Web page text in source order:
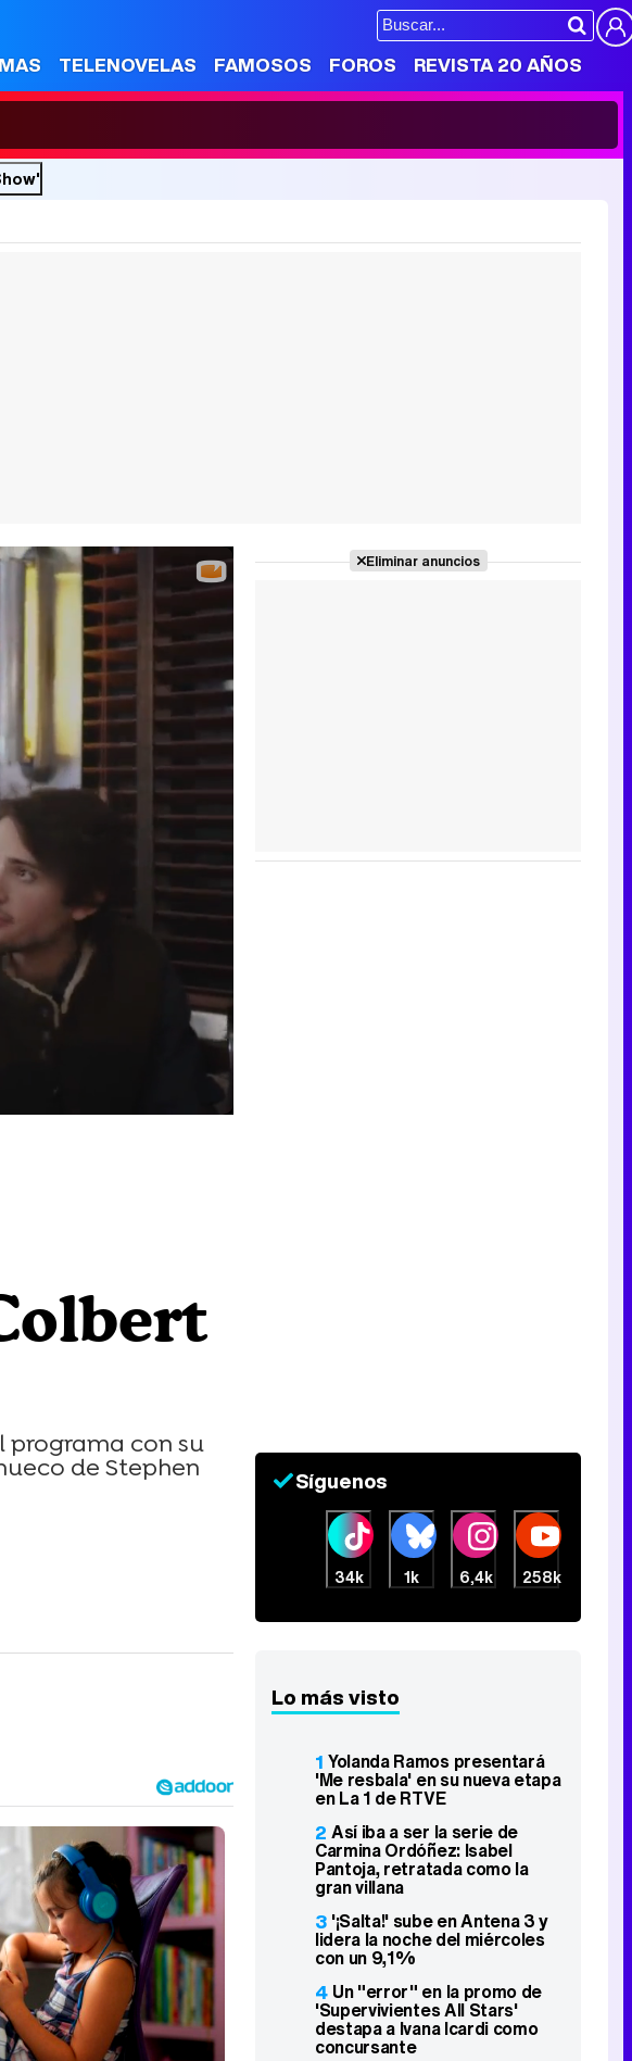
TELENOVELAS FAMOSOS FOROS REVISTA 20 AÑOS
programa con su
de Stephen
Eliminar anuncios
Síguenos
34k 1k 6,4k 258k
Lo más visto
1 Yolanda Ramos presentará
'Me resbala' en su nueva etapa
en La 1 de RTVE
2 Así iba a ser la serie de
Carmina Ordóñez: Isabel
Pantoja, retratada como la
gran villana
3 '¡Salta!' sube en Antena 3 y
lidera la noche del miércoles
con un 9,1%
4 Un "error" en la promo de
'Supervivientes All Stars'
destapa a Ivana Icardi como
concursante